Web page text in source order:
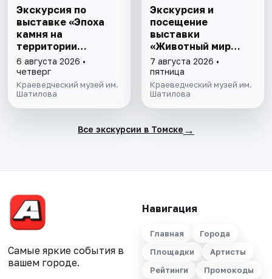
Экскурсия по
выставке «Эпоха
камня на
территории
Томско-
Нарымского
Приобья»
6 августа 2026 •
четверг
Краеведческий музей им.
Шатилова
Экскурсия и
посещение
выставки
«Животный мир
Томской области»
7 августа 2026 •
пятница
Краеведческий музей им.
Шатилова
Все экскурсии в Томске →
Самые яркие события в
вашем городе.
Навигация
Главная
Города
Площадки
Артисты
Рейтинги
Промокоды